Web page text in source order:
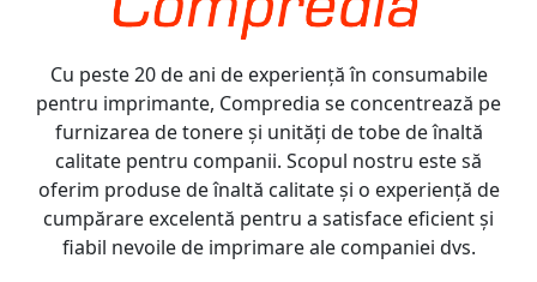
Cu peste 20 de ani de experiență în consumabile
pentru imprimante, Compredia se concentrează pe
furnizarea de tonere și unități de tobe de înaltă
calitate pentru companii. Scopul nostru este să
oferim produse de înaltă calitate și o experiență de
cumpărare excelentă pentru a satisface eficient și
fiabil nevoile de imprimare ale companiei dvs.